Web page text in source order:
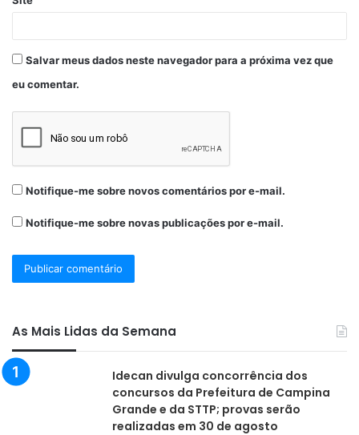
estima-se que a GCM prestará mais 1.500 serviços nos locais
Codecom
Salvar meus dados neste navegador para a próxima vez que
eu comentar.
Notifique-me sobre novos comentários por e-mail.
Notifique-me sobre novas publicações por e-mail.
As Mais Lidas da Semana
Idecan divulga concorrência dos
concursos da Prefeitura de Campina
Grande e da STTP; provas serão
realizadas em 30 de agosto